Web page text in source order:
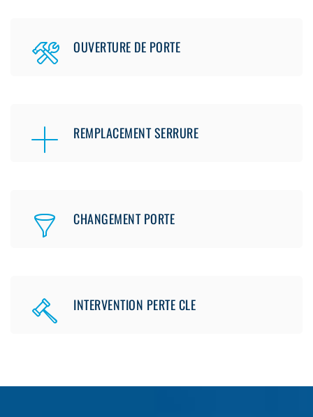
OUVERTURE DE PORTE
REMPLACEMENT SERRURE
CHANGEMENT PORTE
INTERVENTION PERTE CLE